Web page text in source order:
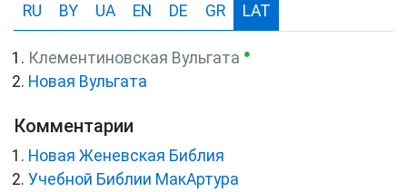
RU BY UA EN DE GR LAT
Клементиновская Вульгата ●
Новая Вульгата
Комментарии
Новая Женевская Библия
Учебной Библии МакАртура